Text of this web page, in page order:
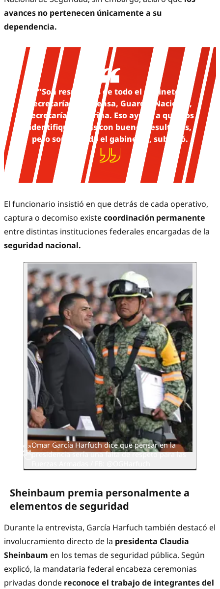
avances no pertenecen únicamente a su
dependencia.
“Son resultados de todo el gabinete:
Secretaría de Defensa, Guardia Nacional,
Secretaría de Marina. Eso ayuda a que nos
identifiquen más con buenos resultados,
pero son de todo el gabinete”, subrayó.
El funcionario insistió en que detrás de cada operativo,
captura o decomiso existecoordinación permanente
entre distintas instituciones federales encargadas de la
seguridad nacional.
Omar García Harfuch dice que pensar en la
presidencia sería una falta de respeto para las
Sheinbaum premia personalmente a
elementos de seguridad
Durante la entrevista, García Harfuch también destacó el
involucramiento directo de la presidenta Claudia
Sheinbaum en los temas de seguridad pública. Según
explicó, la mandataria federal encabeza ceremonias
privadas donde reconoce el trabajo de integrantes del